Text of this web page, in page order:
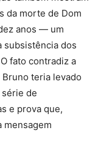
da morte de Dom
anos — um
subsistência dos
fato contradiz a
teria levado
de
e prova que,
mensagem